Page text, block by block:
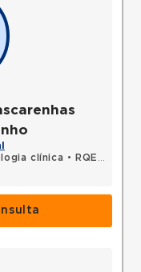
clínica •
RQE 7769 - Clínica médica